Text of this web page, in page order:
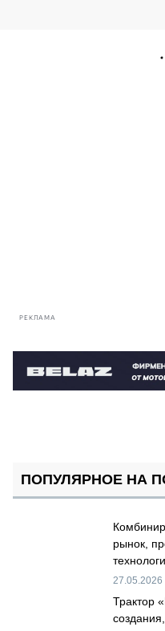
РЕКЛАМА
ПОПУЛЯРНОЕ НА
рынок,
27.05.2026
Трактор